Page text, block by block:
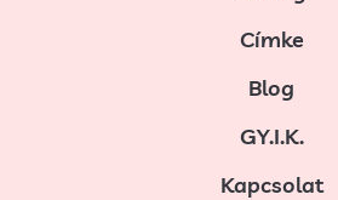
Címke
Blog
GY.I.K.
Kapcsolat